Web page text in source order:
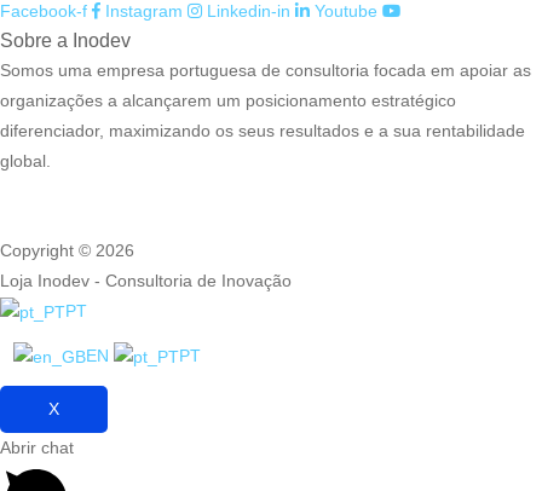
Facebook-f Instagram Linkedin-in Youtube
Sobre a Inodev
Somos uma empresa portuguesa de consultoria focada em apoiar as
organizações a alcançarem um posicionamento estratégico
diferenciador, maximizando os seus resultados e a sua rentabilidade
global.
Copyright © 2026
Loja Inodev - Consultoria de Inovação
PT
EN PT
X
Abrir chat